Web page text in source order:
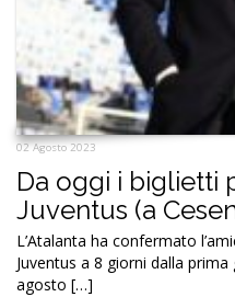
02 Agosto 2023
Da oggi i biglietti
Juventus (a
L’Atalanta ha confermato
Juventus a 8 giorni dalla
agosto […]